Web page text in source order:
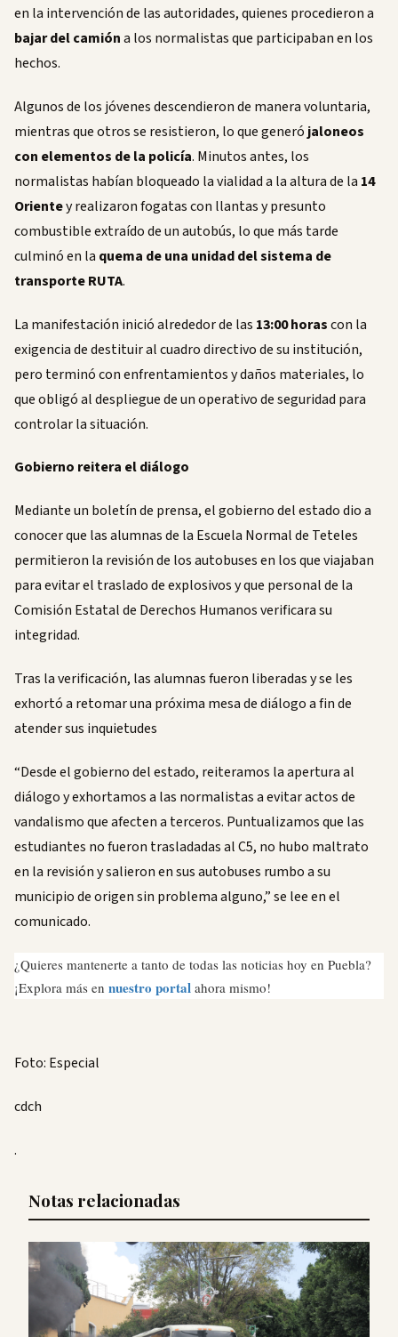
en la intervención de las autoridades, quienes procedieron a
bajar del camióna los normalistas que participaban en los
hechos.
Algunos de los jóvenes descendieron de manera voluntaria,
mientras que otros se resistieron, lo que generó jaloneos
con elementos de la policía. Minutos antes, los
normalistas habían bloqueado la vialidad a la altura de la 14
Orientey realizaron fogatas con llantas y presunto
combustible extraído de un autobús, lo que más tarde
culminó en la quema de una unidad del sistema de
transporte RUTA.
La manifestación inició alrededor de las 13:00 horascon la
exigencia de destituir al cuadro directivo de su institución,
pero terminó con enfrentamientos y daños materiales, lo
que obligó al despliegue de un operativo de seguridad para
controlar la situación.
Gobierno reitera el diálogo
Mediante un boletín de prensa, el gobierno del estado dio a
conocer que las alumnas de la Escuela Normal de Teteles
permitieron la revisión de los autobuses en los que viajaban
para evitar el traslado de explosivos y que personal de la
Comisión Estatal de Derechos Humanos verificara su
integridad.
Tras la verificación, las alumnas fueron liberadas y se les
exhortó a retomar una próxima mesa de diálogo a fin de
atender sus inquietudes
“Desde el gobierno del estado, reiteramos la apertura al
diálogo y exhortamos a las normalistas a evitar actos de
vandalismo que afecten a terceros. Puntualizamos que las
estudiantes no fueron trasladadas al C5, no hubo maltrato
en la revisión y salieron en sus autobuses rumbo a su
municipio de origen sin problema alguno,” se lee en el
comunicado.
¿Quieres mantenerte a tanto de todas las noticias hoy en Puebla?
¡Explora más en nuestro portal ahora mismo!
Foto: Especial
cdch
.
Notas relacionadas